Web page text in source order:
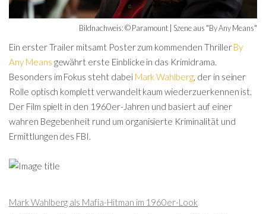
Bildnachweis: © Paramount | Szene aus "By Any Means"
Ein erster Trailer mitsamt Poster zum kommenden ThrillerBy
Any Means gewährt erste Einblicke in das Krimidrama.
Besonders im Fokus steht dabei Mark Wahlberg, der in seiner
Rolle optisch komplett verwandelt kaum wiederzuerkennen ist.
Der Film spielt in den 1960er-Jahren und basiert auf einer
wahren Begebenheit rund um organisierte Kriminalität und
Ermittlungen des FBI.
Mark Wahlberg als Mafia-Hitman im 1960er-Look